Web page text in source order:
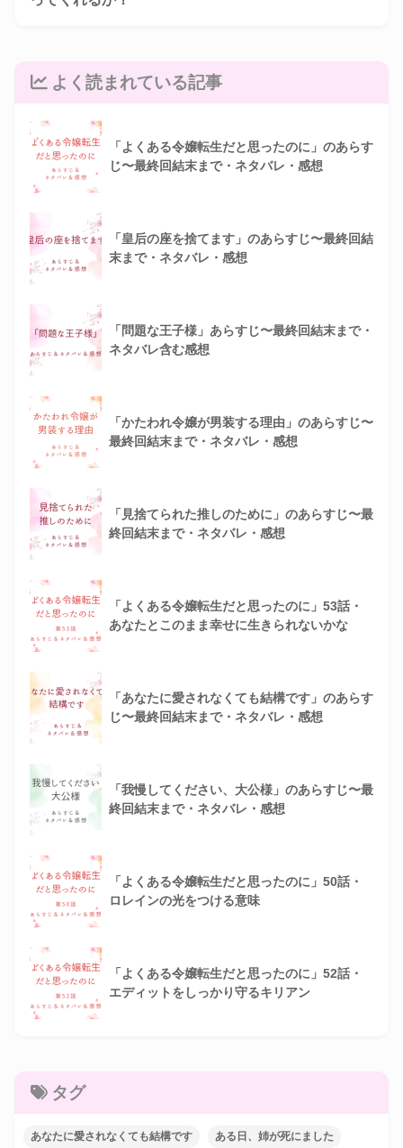
よく読まれている記事
「よくある令嬢転生だと思ったのに」のあらす
じ〜最終回結末まで・ネタバレ・感想
「皇后の座を捨てます」のあらすじ〜最終回結
末まで・ネタバレ・感想
「問題な王子様」あらすじ〜最終回結末まで・
ネタバレ含む感想
「かたわれ令嬢が男装する理由」のあらすじ〜
最終回結末まで・ネタバレ・感想
「見捨てられた推しのために」のあらすじ〜最
終回結末まで・ネタバレ・感想
「よくある令嬢転生だと思ったのに」53話・
あなたとこのまま幸せに生きられないかな
「あなたに愛されなくても結構です」のあらす
じ〜最終回結末まで・ネタバレ・感想
「我慢してください、大公様」のあらすじ〜最
終回結末まで・ネタバレ・感想
「よくある令嬢転生だと思ったのに」50話・
ロレインの光をつける意味
「よくある令嬢転生だと思ったのに」52話・
エディットをしっかり守るキリアン
タグ
あなたに愛されなくても結構です ある日、姉が死にました